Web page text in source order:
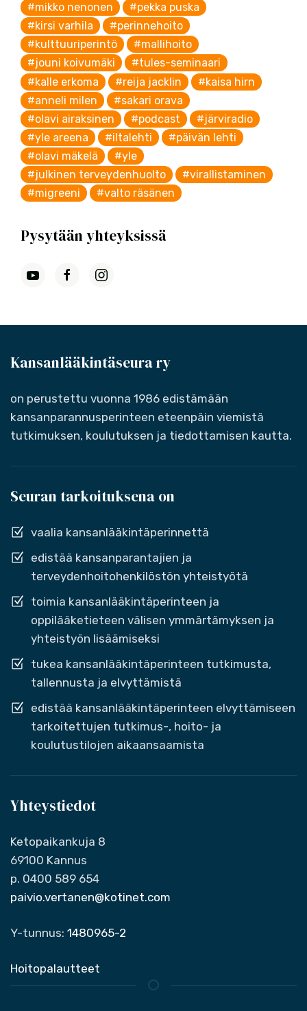
#mikko nenonen
#pekka puska
#kirsi varhila
#perinnehoito
#kulttuuriperintö
#mallihoito
#jouni koivumäki
#tules-seminaari
#kalle erkoma
#reija jacklin
#kaisa hirn
#anneli milen
#sakari orava
#olavi airaksinen
#podcast
#järviradio
#yle areena
#iltalehti
#päivän lehti
#olavi mäkelä
#yle
#julkinen terveydenhuolto
#virallistaminen
#migreeni
#valto räsänen
Pysytään yhteyksissä
Kansanlääkintäseura ry
on perustettu vuonna 1986 edistämään
kansanparannusperinteen eteenpäin viemistä
tutkimuksen, koulutuksen ja tiedottamisen kautta.
Seuran tarkoituksena on
vaalia kansanlääkintäperinnettä
edistää kansanparantajien ja
terveydenhoitohenkilöstön yhteistyötä
toimia kansanlääkintäperinteen ja
oppilääketieteen välisen ymmärtämyksen ja
yhteistyön lisäämiseksi
tukea kansanlääkintäperinteen tutkimusta,
tallennusta ja elvyttämistä
edistää kansanlääkintäperinteen elvyttämiseen
tarkoitettujen tutkimus-, hoito- ja
koulutustilojen aikaansaamista
Yhteystiedot
Ketopaikankuja 8
69100 Kannus
p. 0400 589 654
paivio.vertanen@kotinet.com
Y-tunnus: 1480965-2
Hoitopalautteet